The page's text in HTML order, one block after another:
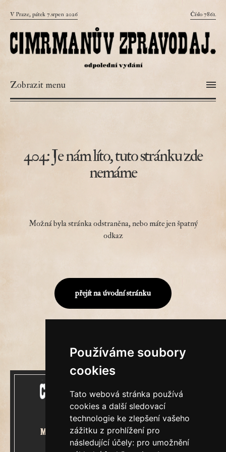
Používáme soubory
cookies
Tato webová stránka používá
cookies a další sledovací
technologie ke zlepšení vašeho
zážitku z prohlížení pro
následující účely: pro umožnění
V Praze, pátek 7.srpen 2026 Číslo 7861.
Zobrazit menu
404: Je nám líto, tuto stránku zde
nemáme
Možná byla stránka odstraněna, nebo máte jen špatný
odkaz
přejít na úvodní stránku
Mecenášem Cimrmanova Zpravodaje
je společnost